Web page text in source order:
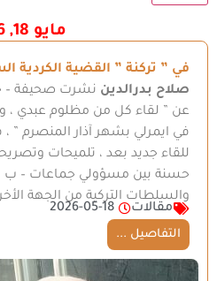
مايو 18, 2026
في ” تركنة ” القضية الكردية
صلاح بدرالدين نشرت صحيفة –
عن ” لقاء كل من مظلوم عبدي ،
في ايمرلي بشهر آذار المنصرم
للقاء جديد بعد ، تلميحات
حسنة بين مسؤولي جماعات –
والسلطات التركية من الجهة
مقالات
2026-05-18
التفاصيل ...